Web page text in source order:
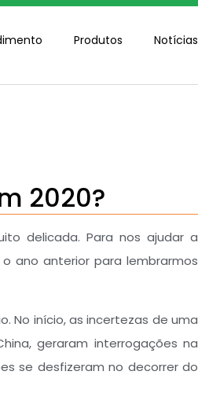
Produtos Notícias
2020?
delicada. Para nos ajudar a
ano anterior para lembrarmos
No início, as incertezas de uma
geraram interrogações na
se desfizeram no decorrer do